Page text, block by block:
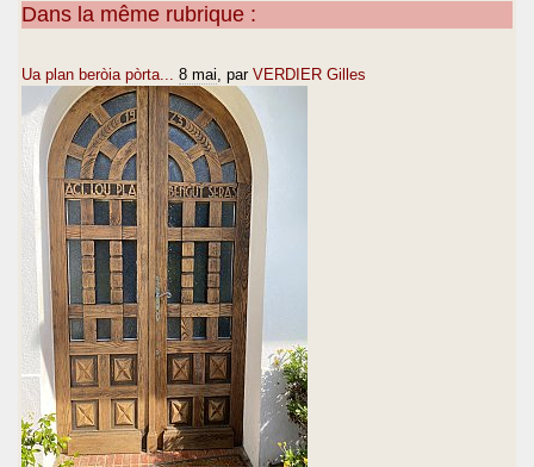
Dans la même rubrique :
Ua plan beròia pòrta... 8 mai , par VERDIER Gilles